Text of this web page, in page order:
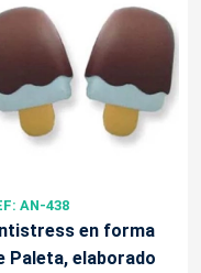
AN-438
en forma
Paleta, elaborado